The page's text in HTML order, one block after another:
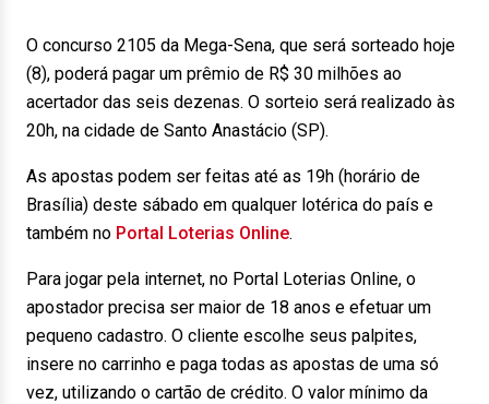
O concurso 2105 da Mega-Sena, que será sorteado hoje
(8), poderá pagar um prêmio de R$ 30 milhões ao
acertador das seis dezenas. O sorteio será realizado às
20h, na cidade de Santo Anastácio (SP).
As apostas podem ser feitas até as 19h (horário de
Brasília) deste sábado em qualquer lotérica do país e
também no Portal Loterias Online.
Para jogar pela internet, no Portal Loterias Online, o
apostador precisa ser maior de 18 anos e efetuar um
pequeno cadastro. O cliente escolhe seus palpites,
insere no carrinho e paga todas as apostas de uma só
vez, utilizando o cartão de crédito. O valor mínimo da